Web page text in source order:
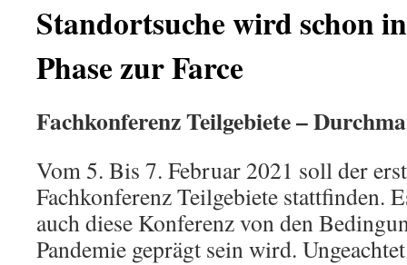
Standortsuche wird schon
Phase zur Farce
Fachkonferenz Teilgebiete –
Vom 5. Bis 7. Februar 2021 soll der
Fachkonferenz Teilgebiete stattfinden.
auch diese Konferenz von den
Pandemie geprägt sein wird.